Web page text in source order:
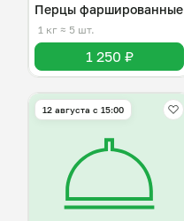
Перцы фаршированные
1 кг ≈ 5 шт.
1 250 ₽
12 августа с 15:00